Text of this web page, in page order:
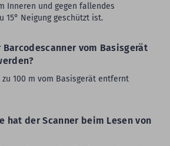
Inneren und gegen fallendes
15° Neigung geschützt ist.
vom Basisgerät
zu 100 m vom Basisgerät entfernt
hat der Scanner beim Lesen von